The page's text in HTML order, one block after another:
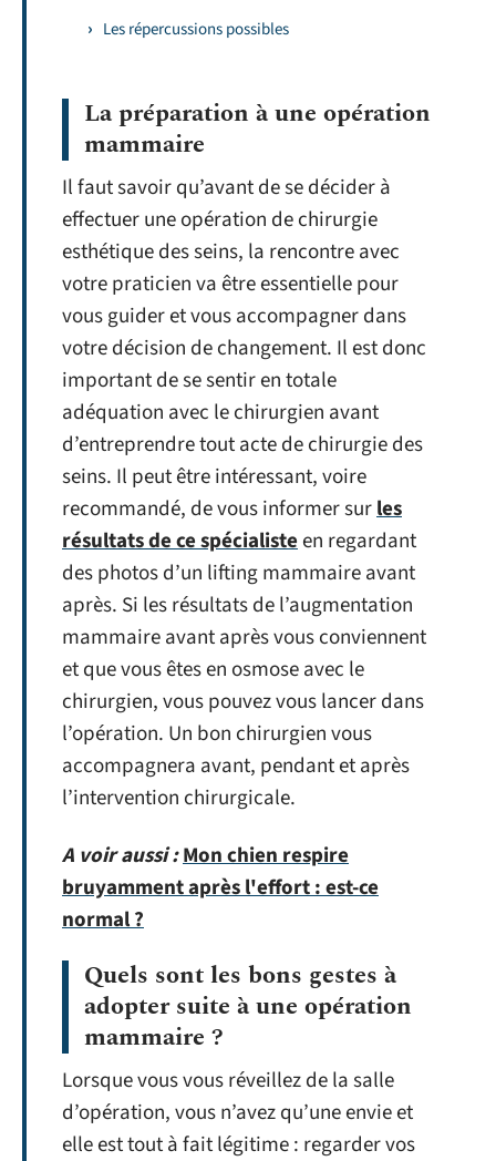
Les répercussions possibles
La préparation à une opération
mammaire
Il faut savoir qu’avant de se décider à
effectuer une opération de chirurgie
esthétique des seins, la rencontre avec
votre praticien va être essentielle pour
vous guider et vous accompagner dans
votre décision de changement. Il est donc
important de se sentir en totale
adéquation avec le chirurgien avant
d’entreprendre tout acte de chirurgie des
seins. Il peut être intéressant, voire
recommandé, de vous informer surles
résultats de ce spécialisteen regardant
des photos d’un lifting mammaire avant
après. Si les résultats de l’augmentation
mammaire avant après vous conviennent
et que vous êtes en osmose avec le
chirurgien, vous pouvez vous lancer dans
l’opération. Un bon chirurgien vous
accompagnera avant, pendant et après
l’intervention chirurgicale.
A voir aussi :Mon chien respire
bruyamment après l'effort : est-ce
normal ?
Quels sont les bons gestes à
adopter suite à une opération
mammaire ?
Lorsque vous vous réveillez de la salle
d’opération, vous n’avez qu’une envie et
elle est tout à fait légitime : regarder vos